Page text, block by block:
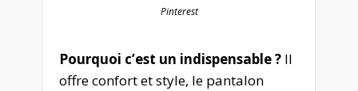
Pinterest
Pourquoi c’est un indispensable ? Il
offre confort et style, le pantalon